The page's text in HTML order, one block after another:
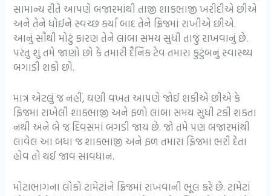
સામાન્ય રીતે આપણે બજારમાંથી તાજી શાકભાજી ખરીદીએ છીએ
અને તેને ધોઈને સ્વચ્છ કર્યા બાદ તેને ફ્રિજમાં રાખીએ છીએ.
આનું સૌથી મોટું કારણ તેને લાંબા સમય સુધી તાજું રાખવાનું છે.
પરંતુ શું તમે જાણો છો કે તમારી દૈનિક ટેવ તમારા કુટુંબનું સ્વાસ્થ્ય
બગાડી શકો છો.
માત્ર એટલું જ નહીં, ઘણી વખત આપણે જોઈ શકીએ છીએ કે
ફ્રિજમાં રાખેલી શાકભાજી અને ફળો લાંબા સમય સુધી ટકી શકતા
નથી અને બે જ દિવસમાં બગડી જાય છે. જો તમે પણ બજારમાંથી
લાવેલ આ બધા જ શાકભાજી અને ફળ તમારા ફ્રિજમાં ભરી દેતા
હોવ તો થઈ જાવ સાવધાન.
મોટાભાગના લોકો ટામેટાંને ફ્રિજમાં રાખવાની ભૂલ કરે છે. ટામેટાં